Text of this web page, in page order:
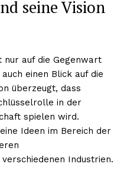
JETZT
seine Vision
nur auf die Gegenwart
einen Blick auf die
überzeugt, dass
in der
spielen wird.
Ideen im Bereich der
Industrien.